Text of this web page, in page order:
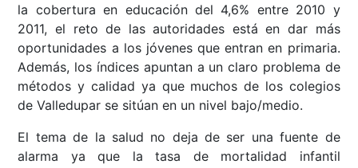
la cobertura en educación del 4,6% entre 2010 y
2011, el reto de las autoridades está en dar más
oportunidades a los jóvenes que entran en primaria.
Además, los índices apuntan a un claro problema de
métodos y calidad ya que muchos de los colegios
de Valledupar se sitúan en un nivel bajo/medio.
El tema de la salud no deja de ser una fuente de
alarma ya que la tasa de mortalidad infantil